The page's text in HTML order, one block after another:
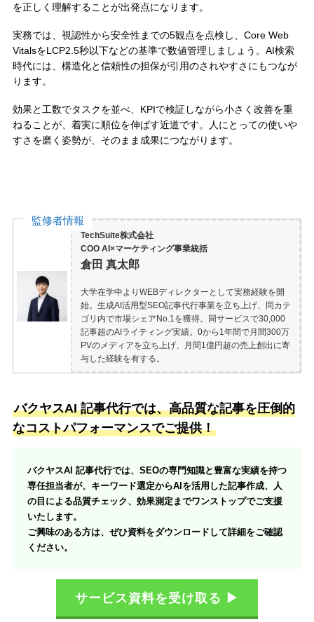
を正しく理解することが出発点になります。
実務では、視認性から安全性までの5観点を点検し、Core Web
VitalsをLCP2.5秒以下などの基準で数値管理しましょう。AI検索
時代には、構造化と信頼性の担保が引用のされやすさにもつなが
ります。
効果と工数でタスクを並べ、KPIで検証しながら小さく改善を重
ねることが、着実に順位を伸ばす近道です。人にとっての使いや
すさを磨く姿勢が、そのまま成果につながります。
監修者情報
TechSuite株式会社
COO AI×マーケティング事業統括
倉田 真太郎
大学在学中よりWEBディレクターとして実務経験を開
始。生成AI活用型SEO記事代行事業を立ち上げ、同カテ
ゴリ内で市場シェアNo.1を獲得。同サービスで30,000
記事超のAIライティング実績。0から1年間で月間300万
PVのメディアを立ち上げ、月間1億円超の売上創出に寄
与した経験を有する。
バクヤスAI 記事代行では、高品質な記事を圧倒的
なコストパフォーマンスでご提供！
バクヤスAI 記事代行では、SEOの専門知識と豊富な実績を持つ
専任担当者が、キーワード選定からAIを活用した記事作成、人
の目による品質チェック、効果測定までワンストップでご支援
いたします。
ご興味のある方は、ぜひ資料をダウンロードして詳細をご確認
ください。
サービス資料を受け取る ▶